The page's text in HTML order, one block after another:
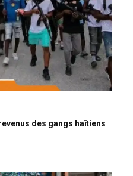
des gangs haïtiens